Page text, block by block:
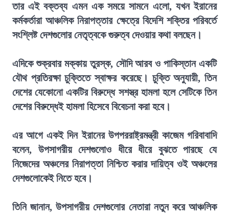
তার এই বক্তব্য এমন এক সময়ে সামনে এলো, যখন ইরানের
কর্মকর্তারা আঞ্চলিক নিরাপত্তার ক্ষেত্রে বিদেশি শক্তির পরিবর্তে
সংশ্লিষ্ট দেশগুলোর নেতৃত্বকে গুরুত্ব দেওয়ার কথা বলছেন।
এদিকে শুক্রবার মক্কায় তুরস্ক, সৌদি আরব ও পাকিস্তান একটি
যৌথ প্রতিরক্ষা চুক্তিতে স্বাক্ষর করেছে। চুক্তি অনুযায়ী, তিন
দেশের যেকোনো একটির বিরুদ্ধে সশস্ত্র হামলা হলে সেটিকে তিন
দেশের বিরুদ্ধেই হামলা হিসেবে বিবেচনা করা হবে।
এর আগে একই দিন ইরানের উপপররাষ্ট্রমন্ত্রী কাজেম গরিবাবাদি
বলেন, উপসাগরীয় দেশগুলোও ধীরে ধীরে বুঝতে পারছে যে
নিজেদের অঞ্চলের নিরাপত্তা নিশ্চিত করার দায়িত্ব ওই অঞ্চলের
দেশগুলোকেই নিতে হবে।
তিনি জানান, উপসাগরীয় দেশগুলোর নেতারা নতুন করে আঞ্চলিক